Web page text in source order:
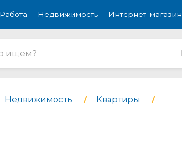
Работа Недвижимость Интернет-магазин
Недвижимость Квартиры